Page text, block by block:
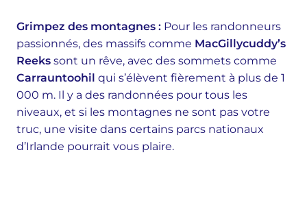
Grimpez des montagnes : Pour les randonneurs
passionnés, des massifs comme MacGillycuddy’s
Reeks sont un rêve, avec des sommets comme
Carrauntoohil qui s’élèvent fièrement à plus de 1
000 m. Il y a des randonnées pour tous les
niveaux, et si les montagnes ne sont pas votre
truc, une visite dans certains parcs nationaux
d’Irlande pourrait vous plaire.